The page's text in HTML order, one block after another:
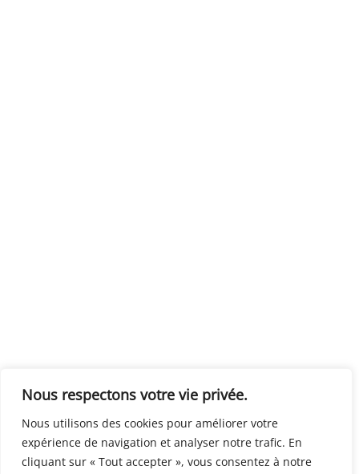
Nous respectons votre vie privée.
Nous utilisons des cookies pour améliorer votre
expérience de navigation et analyser notre trafic. En
cliquant sur « Tout accepter », vous consentez à notre